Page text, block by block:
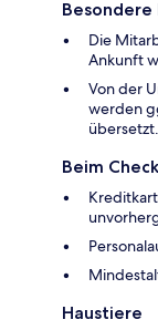
Besondere
Die
Ankunft
Von der
werden
übersetzt.
Beim
Haustiere